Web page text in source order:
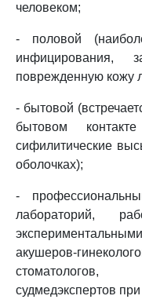
человеком;
- половой
инфицирования,
поврежденную кожу
- бытовой
бытовом
сифилитические
оболочках);
-
лабораторий,
акушеров-
стоматологов,
судмедэкспертов